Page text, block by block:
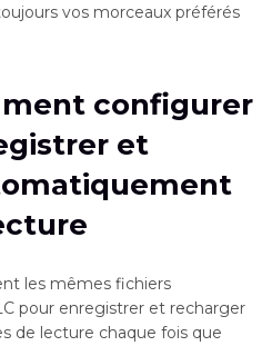
vos morceaux préférés
configurer
et
les mêmes fichiers
pour enregistrer et recharger
de lecture chaque fois que